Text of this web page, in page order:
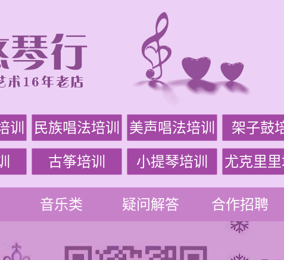
训 民族唱法培训 美声唱法培训 架子鼓
古筝培训 小提琴培训 尤克里里
音乐类 疑问解答 合作招聘